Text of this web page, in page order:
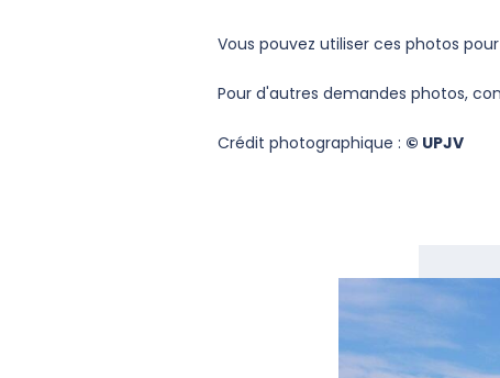
Vous pouvez utiliser ces photos
Pour d'autres demandes photos,
Crédit photographique : © UPJV